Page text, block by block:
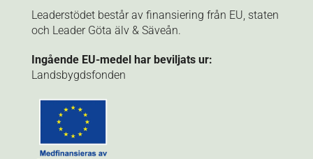
Leaderstödet består av finansiering från EU, staten
och Leader Göta älv & Säveån.
Ingående EU-medel har beviljats ur:
Landsbygdsfonden